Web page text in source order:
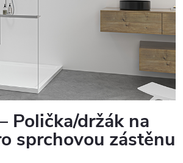
Polička/držák na
sprchovou zástěnu